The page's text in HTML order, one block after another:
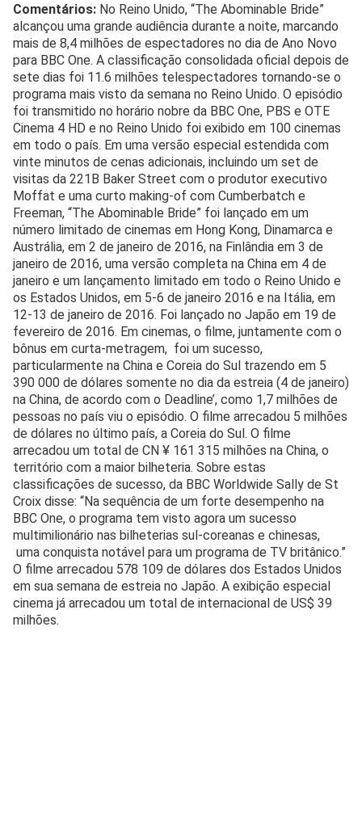
Comentários: No Reino Unido, “The Abominable Bride”
alcançou uma grande audiência durante a noite, marcando
mais de 8,4 milhões de espectadores no dia de Ano Novo
para BBC One. A classificação consolidada oficial depois de
sete dias foi 11.6 milhões telespectadores tornando-se o
programa mais visto da semana no Reino Unido. O episódio
foi transmitido no horário nobre da BBC One, PBS e OTE
Cinema 4 HD e no Reino Unido foi exibido em 100 cinemas
em todo o país. Em uma versão especial estendida com
vinte minutos de cenas adicionais, incluindo um set de
visitas da 221B Baker Street com o produtor executivo
Moffat e uma curto making-of com Cumberbatch e
Freeman, “The Abominable Bride” foi lançado em um
número limitado de cinemas em Hong Kong, Dinamarca e
Austrália, em 2 de janeiro de 2016, na Finlândia em 3 de
janeiro de 2016, uma versão completa na China em 4 de
janeiro e um lançamento limitado em todo o Reino Unido e
os Estados Unidos, em 5-6 de janeiro 2016 e na Itália, em
12-13 de janeiro de 2016. Foi lançado no Japão em 19 de
fevereiro de 2016. Em cinemas, o filme, juntamente com o
bônus em curta-metragem, foi um sucesso,
particularmente na China e Coreia do Sul trazendo em 5
390 000 de dólares somente no dia da estreia (4 de janeiro)
na China, de acordo com o Deadline’, como 1,7 milhões de
pessoas no país viu o episódio. O filme arrecadou 5 milhões
de dólares no último país, a Coreia do Sul. O filme
arrecadou um total de CN ¥ 161 315 milhões na China, o
território com a maior bilheteria. Sobre estas
classificações de sucesso, da BBC Worldwide Sally de St
Croix disse: “Na sequência de um forte desempenho na
BBC One, o programa tem visto agora um sucesso
multimilionário nas bilheterias sul-coreanas e chinesas,
uma conquista notável para um programa de TV britânico.”
O filme arrecadou 578 109 de dólares dos Estados Unidos
em sua semana de estreia no Japão. A exibição especial
cinema já arrecadou um total de internacional de US$ 39
milhões.